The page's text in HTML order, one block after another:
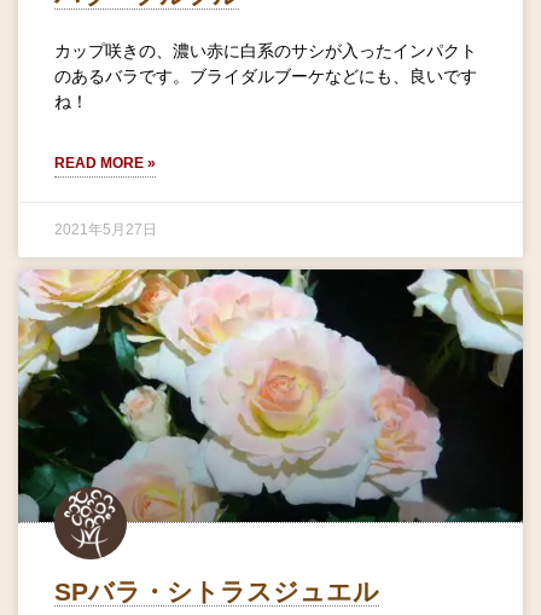
カップ咲きの、濃い赤に白系のサシが入ったインパクト
のあるバラです。ブライダルブーケなどにも、良いです
ね！
READ MORE »
2021年5月27日
SPバラ・シトラスジュエル